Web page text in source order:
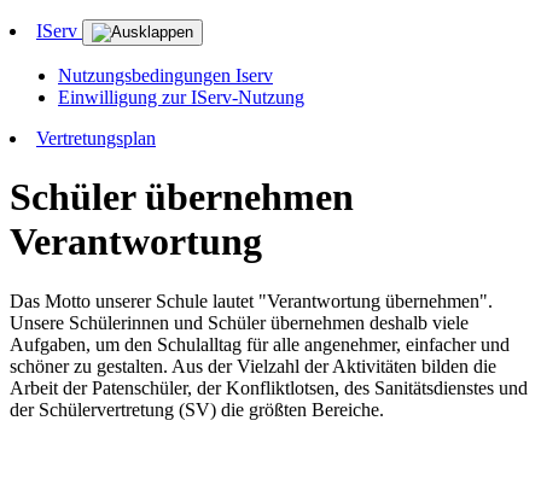
IServ
Nutzungsbedingungen Iserv
Einwilligung zur IServ-Nutzung
Vertretungsplan
Schüler übernehmen
Verantwortung
Das Motto unserer Schule lautet "Verantwortung übernehmen".
Unsere Schülerinnen und Schüler übernehmen deshalb viele
Aufgaben, um den Schulalltag für alle angenehmer, einfacher und
schöner zu gestalten. Aus der Vielzahl der Aktivitäten bilden die
Arbeit der Patenschüler, der Konfliktlotsen, des Sanitätsdienstes und
der Schülervertretung (SV) die größten Bereiche.